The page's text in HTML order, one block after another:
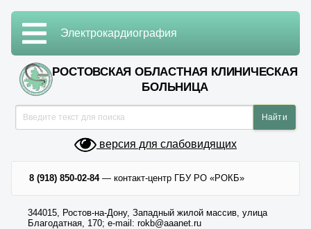
РОСТОВСКАЯ ОБЛАСТНАЯ КЛИНИЧЕСКАЯ
БОЛЬНИЦА
версия для слабовидящих
8 (918) 850-02-84— контакт-центр ГБУ РО «РОКБ»
344015, Ростов-на-Дону, Западный жилой массив, улица
Благодатная, 170; e-mail: rokb@aaanet.ru
Электрокардиография